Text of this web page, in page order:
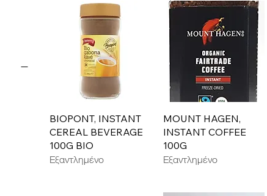
Γρήγορη προβολή
BIOPONT, INSTANT
CEREAL BEVERAGE
100G BIO
Εξαντλημένο
Γρήγορη προβολή
MOUNT HAGEN,
INSTANT COFFEE
100G
Εξαντλημένο